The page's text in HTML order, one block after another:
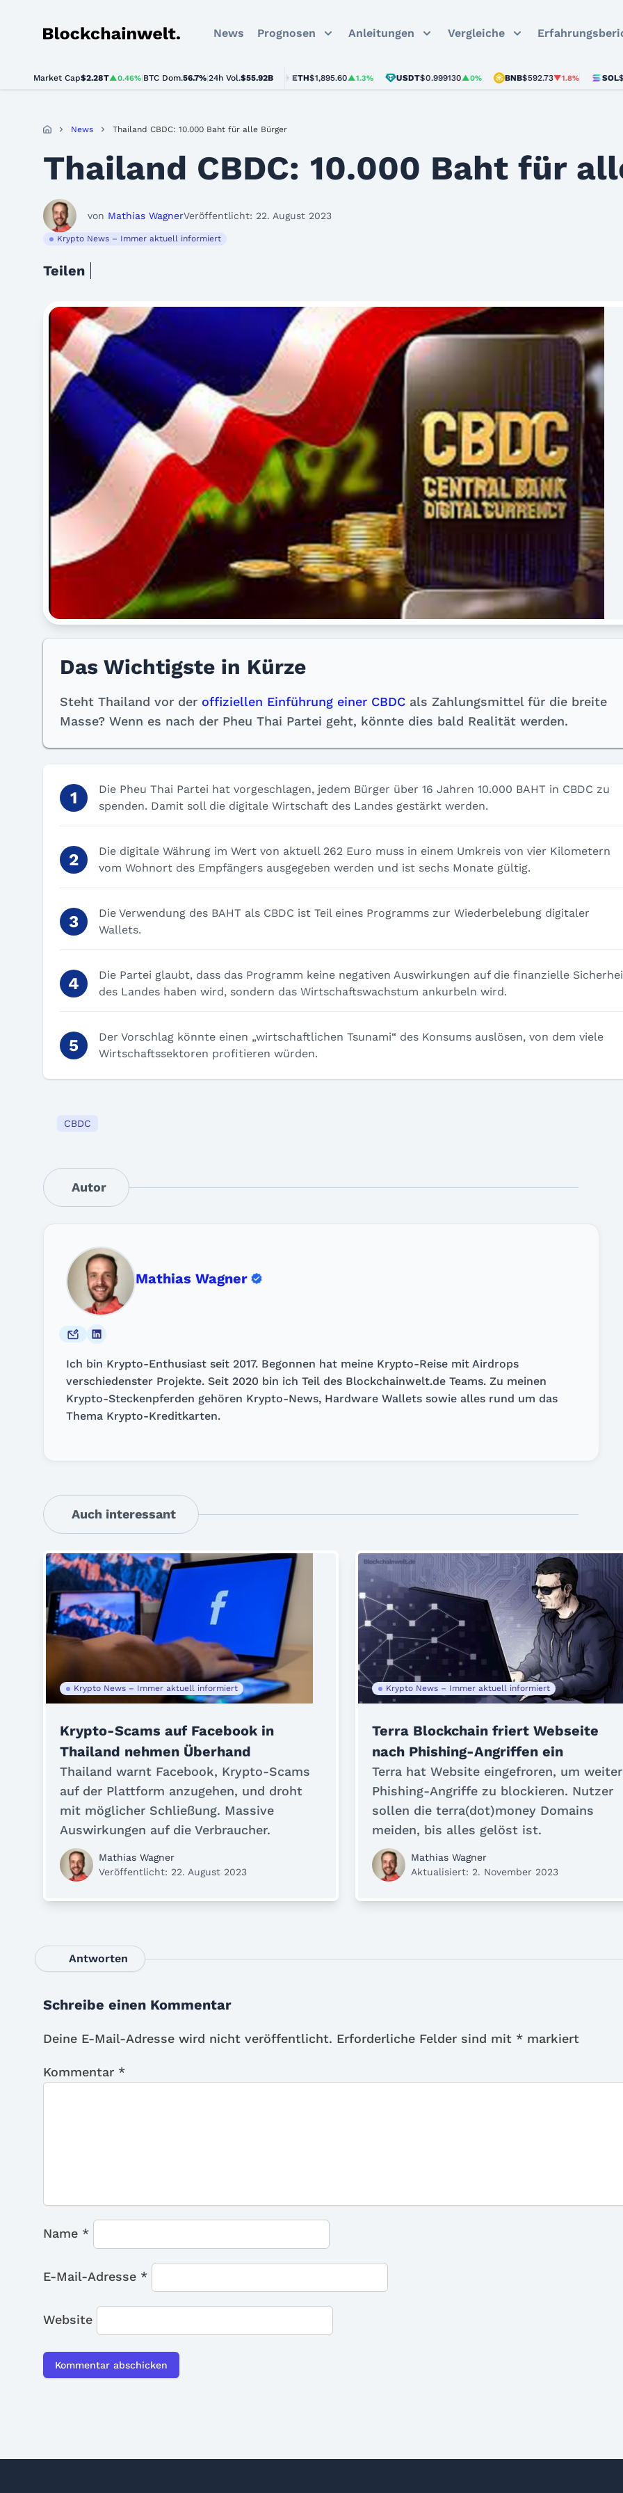
Blockchainwelt News Prognosen Anleitungen Vergleiche
Market Cap$2.28T▲0.46% BTC Dom.56.7% 24h Vol.$55.92B
BTC$64,484.00▲0.3% ETH $1,895.60▲1.3% USDT$0.999130▲0% BNB$592.73▼1.8% SOL $73.43
News Thailand CBDC: 10.000 Baht für alle Bürger
Thailand CBDC: 10.000 Baht für
von Mathias WagnerVeröffentlicht: 22. August 2023
Krypto News – Immer aktuell informiert
Teilen
Das Wichtigste in Kürze
Steht Thailand vor der offiziellen Einführung einer CBDC als Zahlungsmittel für die breite
Masse? Wenn es nach der Pheu Thai Partei geht, könnte dies bald Realität werden.
Die Pheu Thai Partei hat vorgeschlagen, jedem Bürger über 16 Jahren 10.000 BAHT in CBDC zu
spenden. Damit soll die digitale Wirtschaft des Landes gestärkt werden.
Die digitale Währung im Wert von aktuell 262 Euro muss in einem Umkreis von vier Kilometern
vom Wohnort des Empfängers ausgegeben werden und ist sechs Monate gültig.
Die Verwendung des BAHT als CBDC ist Teil eines Programms zur Wiederbelebung digitaler
Wallets.
Die Partei glaubt, dass das Programm keine negativen Auswirkungen auf die finanzielle
des Landes haben wird, sondern das Wirtschaftswachstum ankurbeln wird.
Der Vorschlag könnte einen „wirtschaftlichen Tsunami“ des Konsums auslösen, von dem viele
Wirtschaftssektoren profitieren würden.
CBDC
Autor
Mathias Wagner
Ich bin Krypto-Enthusiast seit 2017. Begonnen hat meine Krypto-Reise mit Airdrops
verschiedenster Projekte. Seit 2020 bin ich Teil des Blockchainwelt.de Teams. Zu meinen
Krypto-Steckenpferden gehören Krypto-News, Hardware Wallets sowie alles rund um das
Thema Krypto-Kreditkarten.
Auch interessant
Krypto News – Immer aktuell informiert
Krypto-Scams auf Facebook in
Thailand nehmen Überhand
Thailand warnt Facebook, Krypto-Scams
auf der Plattform anzugehen, und droht
mit möglicher Schließung. Massive
Auswirkungen auf die Verbraucher.
Mathias Wagner
Veröffentlicht: 22. August 2023
Krypto News – Immer aktuell informiert
Terra Blockchain friert Webseite
nach Phishing-Angriffen ein
Terra hat Website eingefroren, um
Phishing-Angriffe zu blockieren. Nutzer
sollen die terra(dot)money Domains
meiden, bis alles gelöst ist.
Mathias Wagner
Aktualisiert: 2. November 2023
Antworten
Schreibe einen Kommentar
Deine E-Mail-Adresse wird nicht veröffentlicht. Erforderliche Felder sind mit * markiert
Kommentar *
Name *
E-Mail-Adresse *
Website